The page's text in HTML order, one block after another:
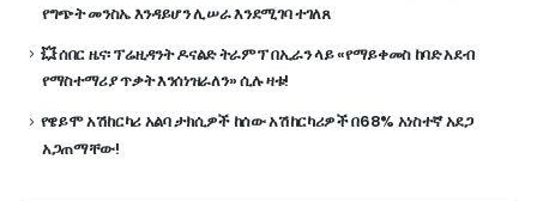
የግጭት መንስኤ እንዳይሆን ሊሠራ እንደሚገባ ተገለጸ
💥 ሰበር ዜና፡ ፕሬዚዳንት ዶናልድ ትራምፕ በኢራን ላይ «የማይቀመስ ከባድ አደብ
የማስተማሪያ ጥቃት እንሰነዝራለን» ሲሉ ዛቱ!
የዌይሞ አሽከርካሪ አልባ ታክሲዎች ከሰው አሽከርካሪዎች በ68% አነስተኛ አደጋ
አጋጠማቸው!